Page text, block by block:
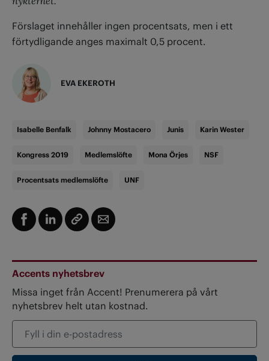
Förslaget innehåller ingen procentsats, men i ett
förtydligande anges maximalt 0,5 procent.
EVA EKEROTH
Isabelle Benfalk Johnny Mostacero Junis Karin Wester
Kongress 2019 Medlemslöfte Mona Örjes NSF
Procentsats medlemslöfte UNF
Accents nyhetsbrev
Missa inget från Accent! Prenumerera på vårt
nyhetsbrev helt utan kostnad.